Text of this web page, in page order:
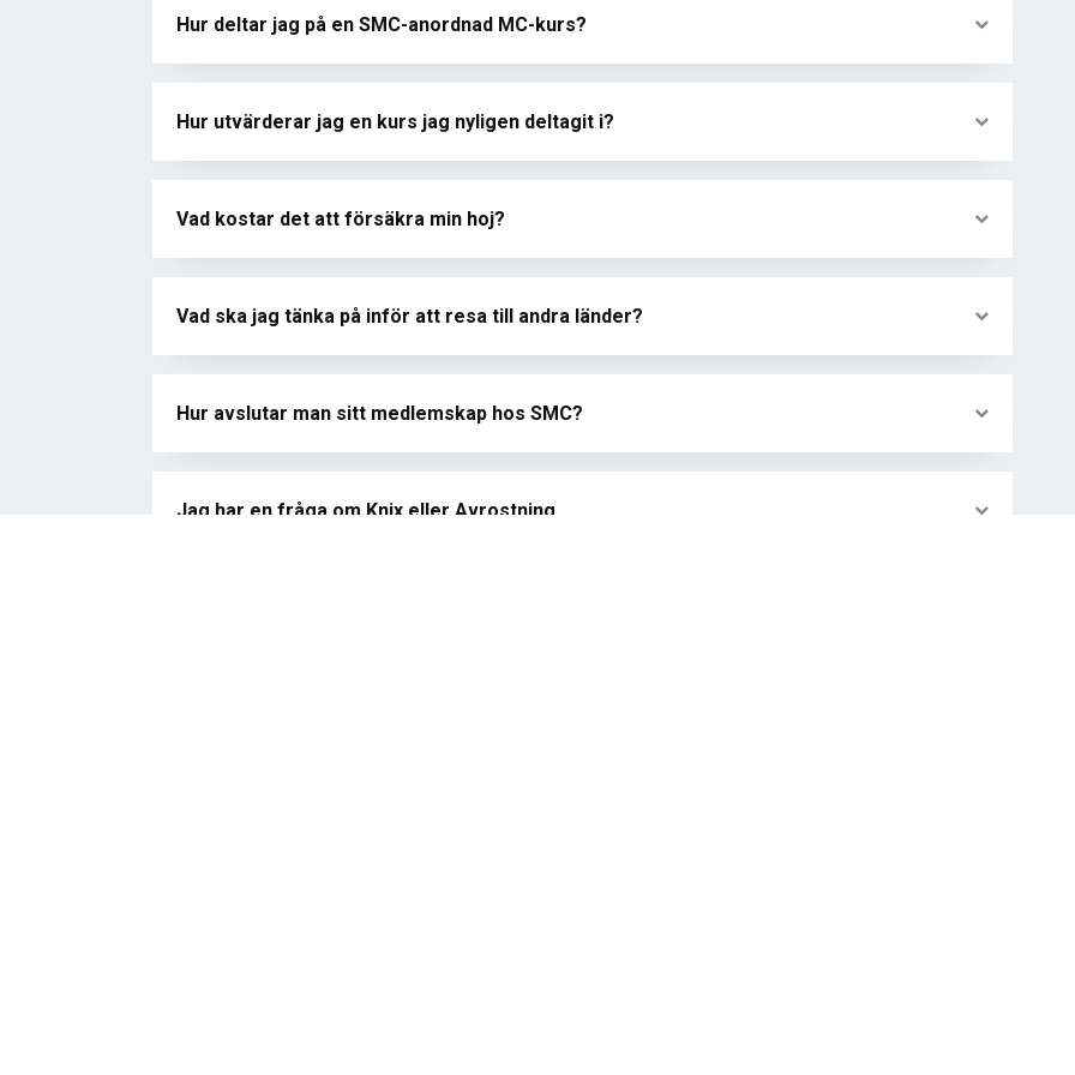
Hur deltar jag på en SMC-anordnad MC-kurs?
Hur utvärderar jag en kurs jag nyligen deltagit i?
Vad kostar det att försäkra min hoj?
Vad ska jag tänka på inför att resa till andra länder?
Hur avslutar man sitt medlemskap hos SMC?
Jag har en fråga om Knix eller Avrostning